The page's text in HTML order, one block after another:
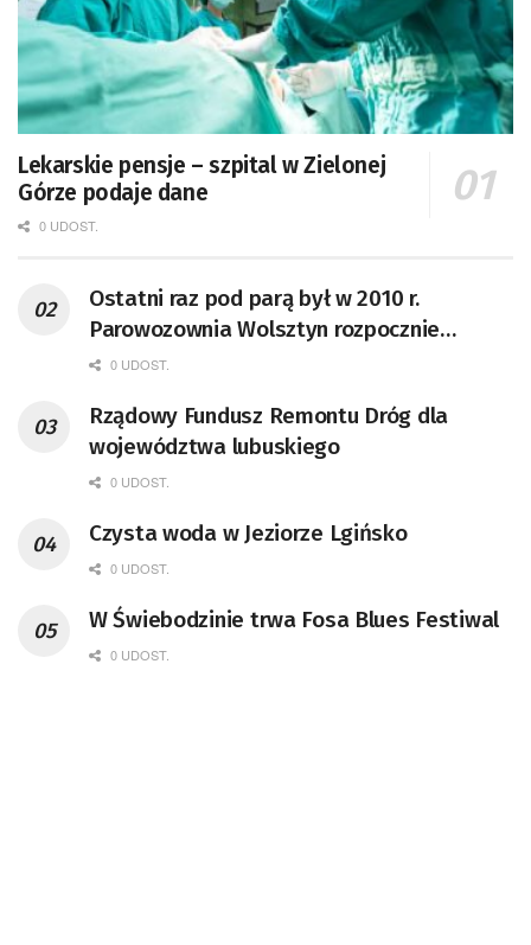
Lekarskie pensje – szpital w Zielonej
Górze podaje dane
0 UDOST.
Ostatni raz pod parą był w 2010 r.
Parowozownia Wolsztyn rozpocznie
remont unikatowego Tr5-65
0 UDOST.
Rządowy Fundusz Remontu Dróg dla
województwa lubuskiego
0 UDOST.
Czysta woda w Jeziorze Lgińsko
0 UDOST.
W Świebodzinie trwa Fosa Blues Festiwal
0 UDOST.